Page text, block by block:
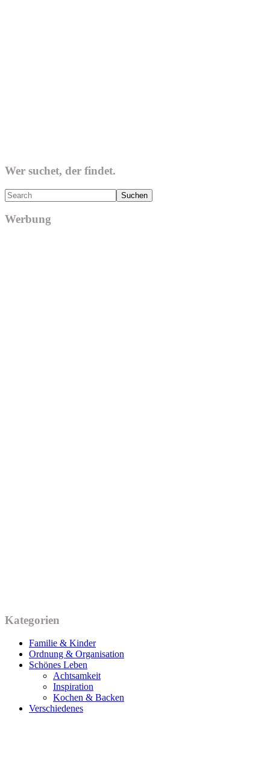
Wer suchet, der findet.
Search
Werbung
Kategorien
Familie & Kinder
Ordnung & Organisation
Schönes Leben
Achtsamkeit
Inspiration
Kochen & Backen
Verschiedenes